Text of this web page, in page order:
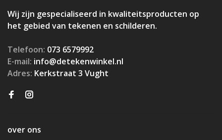
Wij zijn gespecialiseerd in kwaliteitsproducten op
het gebied van tekenen en schilderen.
Telefoon: 073 6579992
E-mail: info@detekenwinkel.nl
Adres: Kerkstraat 3 Vught
over ons